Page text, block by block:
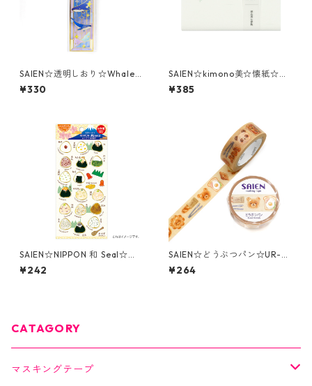
SAIEN☆透明しおり☆Whale
☆D-1001
¥330
SAIEN☆kimono美☆懐紙☆源
氏香に春秋（3019）
¥385
SAIEN☆NIPPON 和 Seal☆シ
ール☆おにぎり（J224）
¥242
SAIEN☆どうぶつパン☆UR-0
278☆マスキングテープ
¥264
CATAGORY
マスキングテープ